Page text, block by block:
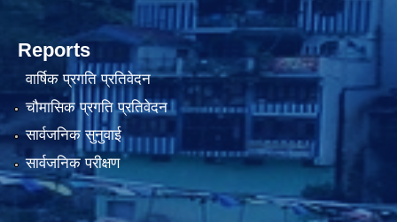
Reports
वार्षिक प्रगति प्रतिवेदन
चौमासिक प्रगति प्रतिवेदन
सार्वजनिक सुनुवाई
सार्वजनिक परीक्षण